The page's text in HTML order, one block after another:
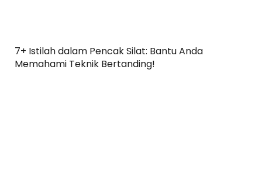
7+ Istilah dalam Pencak Silat: Bantu Anda
Memahami Teknik Bertanding!